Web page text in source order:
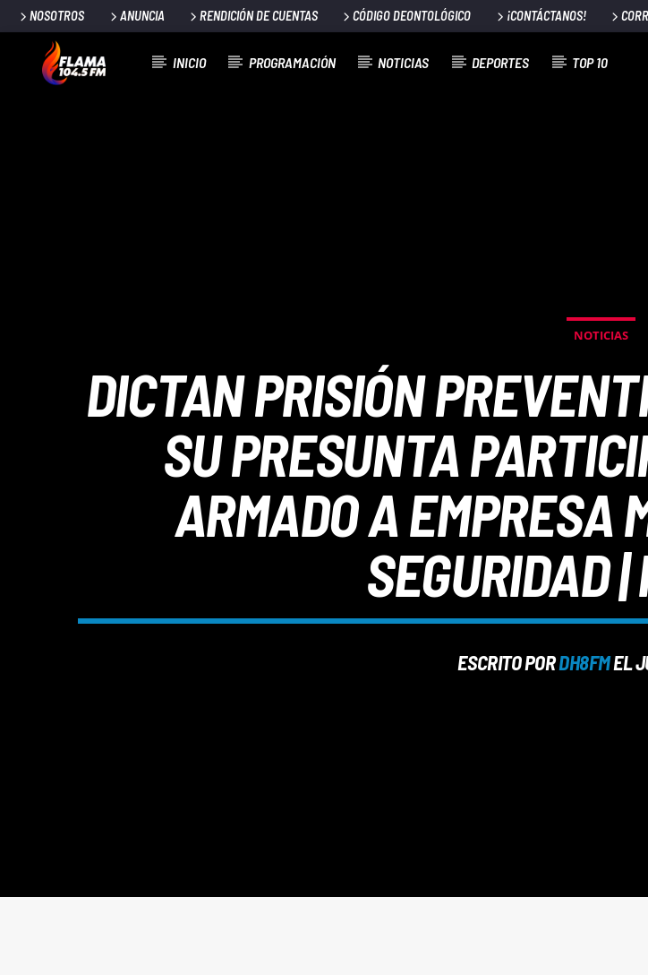
NOSOTROS ANUNCIA RENDICIÓN DE CUENTAS CÓDIGO DEONTOLÓGICO ¡CONTÁCTANOS!
INICIO PROGRAMACIÓN NOTICIAS DEPORTES TOP 10
NOTICIAS
DICTAN PRISIÓN
SU PRESUNTA
ARMADO A EMPRESA
SEGURIDAD
ESCRITO PORDH8FMEL